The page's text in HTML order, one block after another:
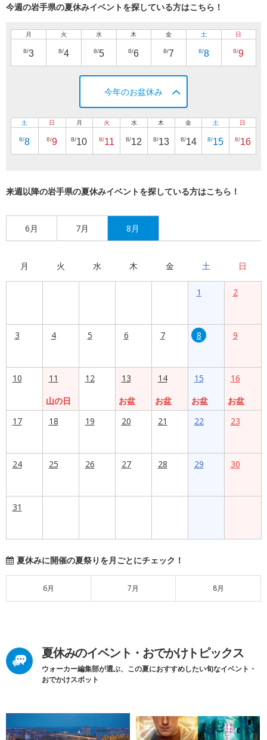
今週の岩手県の夏休みイベントを探している方はこちら！
月
8/3
火
8/4
水
8/5
木
8/6
金
8/7
土
8/8
日
8/9
今年のお盆休み
土
8/8
日
8/9
月
8/10
火
8/11
水
8/12
木
8/13
金
8/14
土
8/15
日
8/16
来週以降の岩手県の夏休みイベントを探している方はこちら！
6月 7月 8月
月 火 水 木 金 土 日
1 2
3 4 5 6 7 8 9
10
11
山の日
12
13
お盆
14
お盆
15
お盆
16
お盆
17
18 19 20 21 22 23
24 25 26 27 28 29 30
31
夏休みに開催の夏祭りを月ごとにチェック！
6月 7月 8月
夏休みのイベント・おでかけトピックス
ウォーカー編集部が選ぶ、この夏におすすめしたい旬なイベント・
おでかけスポット